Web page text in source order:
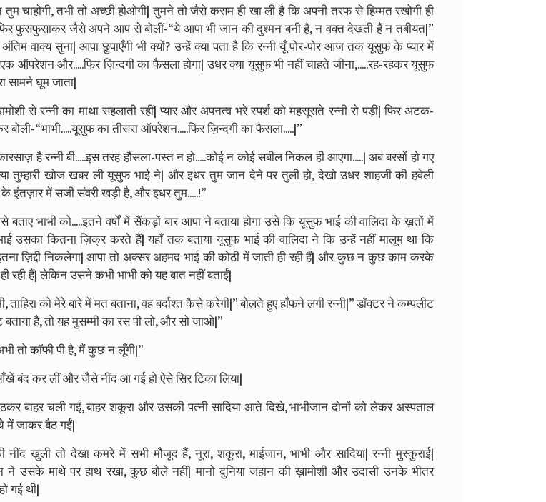
चाहोगी, तभी तो अच्छी होओगी| तुमने तो जैसे कसम ही खा ली है कि अपनी तरफ से हिम्मत रखोगी ही
फुसफुसाकर जैसे अपने आप से बोलीं-“ये आपा भी जान की दुश्मन बनी है, न वक्त देखती हैं न तबीयत|”
अंतिम वाक्य सुना| आपा छुपाएँगी भी क्यों? उन्हें क्या पता है कि रन्नी यूँ पोर-पोर आज तक यूसुफ के प्यार में
ऑपरेशन और.....फिर ज़िन्दगी का फैसला होगा| उधर क्या यूसुफ भी नहीं चाहते जीना,.....रह-रहकर यूसुफ
सामने घूम जाता|
से रन्नी का माथा सहलाती रहीं| प्यार और अपनत्व भरे स्पर्श को महसूसते रन्नी रो पड़ी| फिर अटक-
“भाभी.....यूसुफ का तीसरा ऑपरेशन.....फिर ज़िन्दगी का फैसला.....|”
है रन्नी बी.....इस तरह हौसला-पस्त न हो.....कोई न कोई सबील निकल ही आएगा.....| अब बरसों हो गए
तुम्हारी खोज खबर ली यूसुफ भाई ने| और इधर तुम जान देने पर तुली हो, देखो उधर शाहजी की हवेली
इंतज़ार में सजी संवरी खड़ी है, और इधर तुम.....!”
बताए भाभी को.....इतने वर्षों में सैंकड़ों बार आपा ने बताया होगा उसे कि यूसुफ भाई की वालिदा के ख़तों में
उसका कितना ज़िक्र करते हैं| यहाँ तक बताया यूसुफ भाई की वालिदा ने कि उन्हें नहीं मालूम था कि
ज़िद्दी निकलेगा| आपा तो अक्सर अहमद भाई की कोठी में जाती ही रही हैं| और कुछ न कुछ काम करके
रही हैं| लेकिन उसने कभी भाभी को यह बात नहीं बताईं|
ताहिरा को मेरे बारे में मत बताना, वह बर्दाश्त कैसे करेगी|” बोलते हुए हाँफने लगी रन्नी|” डॉक्टर ने कम्पलीट
है, तो यह मुसम्मी का रस पी लो, और सो जाओ|”
तो कॉफी पी है, मैं कुछ न लूँगी|”
बंद कर लीं और जैसे नींद आ गई हो ऐसे सिर टिका लिया|
बाहर चली गईं, बाहर शकूरा और उसकी पत्नी सादिया आते दिखे, भाभीजान दोनों को लेकर अस्पताल
में जाकर बैठ गईं|
नींद खुली तो देखा कमरे में सभी मौजूद हैं, नूरा, शकूरा, भाईजान, भाभी और सादिया| रन्नी मुस्कुराई|
ने उसके माथे पर हाथ रखा, कुछ बोले नहीं| मानो दुनिया जहान की ख़ामोशी और उदासी उनके भीतर
गई थी|